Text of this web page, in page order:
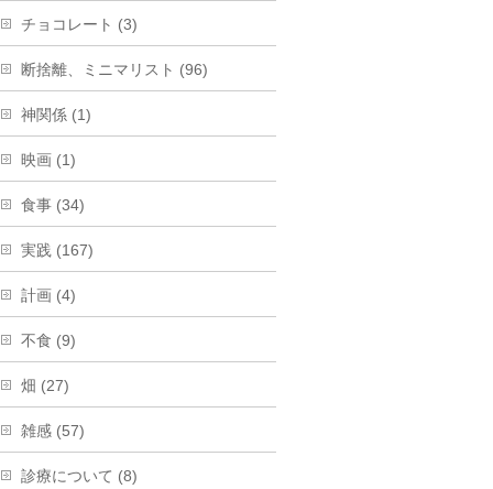
チョコレート (3)
断捨離、ミニマリスト (96)
神関係 (1)
映画 (1)
食事 (34)
実践 (167)
計画 (4)
不食 (9)
畑 (27)
雑感 (57)
診療について (8)